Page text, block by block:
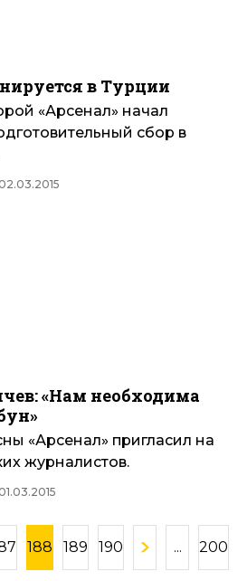
в Турции
«Арсенал» начал
сбор в
«Нам необходима
«Арсенал» пригласил на
журналистов.
188 189 190 ... 200